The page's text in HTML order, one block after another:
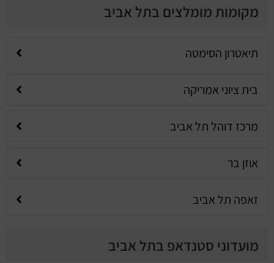
מקומות מומלצים בתל אביב
תיאטרון הסימטה
בית ציוני אמריקה
מרכז דוהל תל אביב
אוזן בר
זאפה תל אביב
מועדוני סטנדאפ בתל אביב